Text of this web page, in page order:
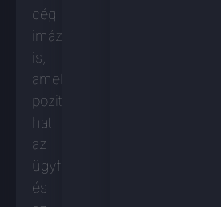
cég
imázsát
is,
amely
pozitívan
hat
az
ügyfélfogadásra
és